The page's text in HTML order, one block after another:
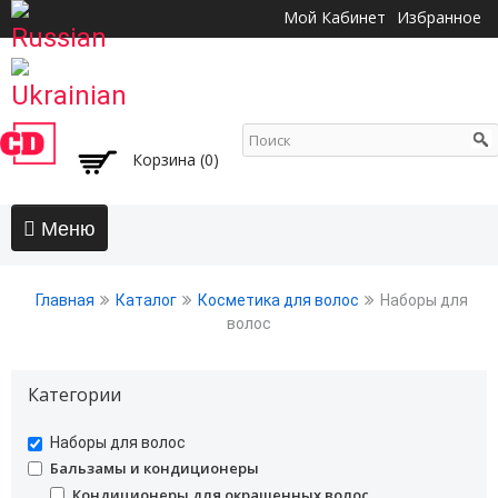
основному
Мой Кабинет Избранное
Корзина (0)
Бальзамы и кондиционеры
Воски, пасты, глина, помады для волос
Гели для волос
Главная Каталог Косметика для волос
Наборы для
волос
Категории
undefined
Наборы для волос
undefined
Бальзамы и кондиционеры
undefined